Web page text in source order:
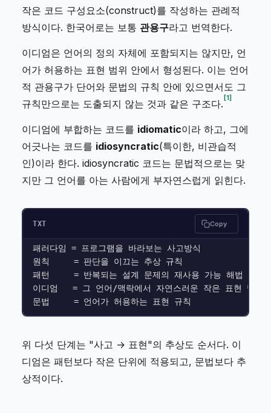
작은 코드 구성요소(construct)를 작성하는 관례적
방식이다. 한국어로는 보통 관용구라고 번역한다.
이디엄은 언어의 정의 자체에 포함되지는 않지만, 언
어가 허용하는 표현 범위 안에서 형성된다. 이는 언어
적 관용구가 단어와 문법의 규칙 안에 있으면서도 그
규칙만으로는 도출되지 않는 것과 같은 구조다. 1
이디엄에 부합하는 코드를 idiomatic이라 하고, 그에
어긋나는 코드를 idiosyncratic(특이한, 비관습적
인)이라 한다. idiosyncratic 코드는 문법적으로는 맞
지만 그 언어를 아는 사람에게 부자연스럽게 읽힌다.
TXT Copy
패러다임 = 프로그램을 바라보는 사고방식
원칙     = 판단을 이끄는 추상 규칙
패턴     = 반복되는 설계 문제의 재사용 가능 해법
이디엄   = 그 언어/맥락에서 자연스러운 작은 표현 방식
위 다섯 단계는 "사고 → 표현"의 추상도 순서다. 이
디엄은 패턴보다 작은 단위에 적용되고, 문법보다 추
상적이다.